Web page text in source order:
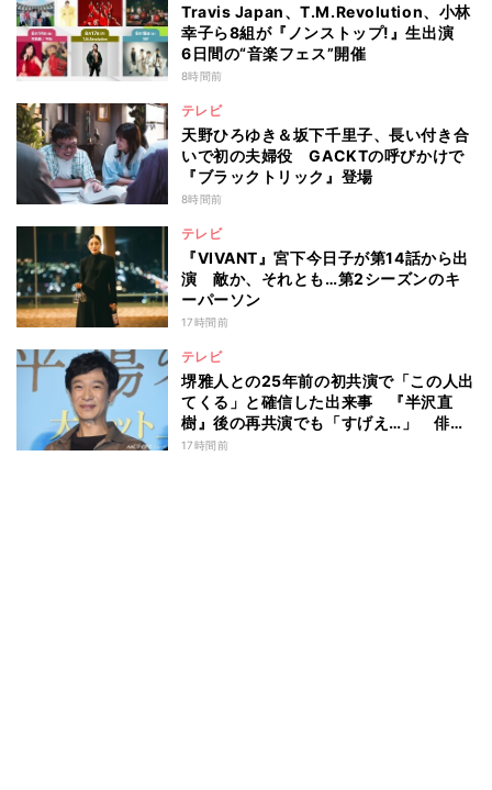
Travis Japan、T.M.Revolution、小林
幸子ら8組が『ノンストップ!』生出演
6日間の“音楽フェス”開催
8時間前
テレビ
天野ひろゆき＆坂下千里子、長い付き合
いで初の夫婦役 GACKTの呼びかけで
『ブラックトリック』登場
8時間前
テレビ
『VIVANT』宮下今日子が第14話から出
演 敵か、それとも…第2シーズンのキ
ーパーソン
17時間前
テレビ
堺雅人との25年前の初共演で「この人出
てくる」と確信した出来事 『半沢直
樹』後の再共演でも「すげえ…」 俳優
としての“初体験”を阿部寛が告白
17時間前